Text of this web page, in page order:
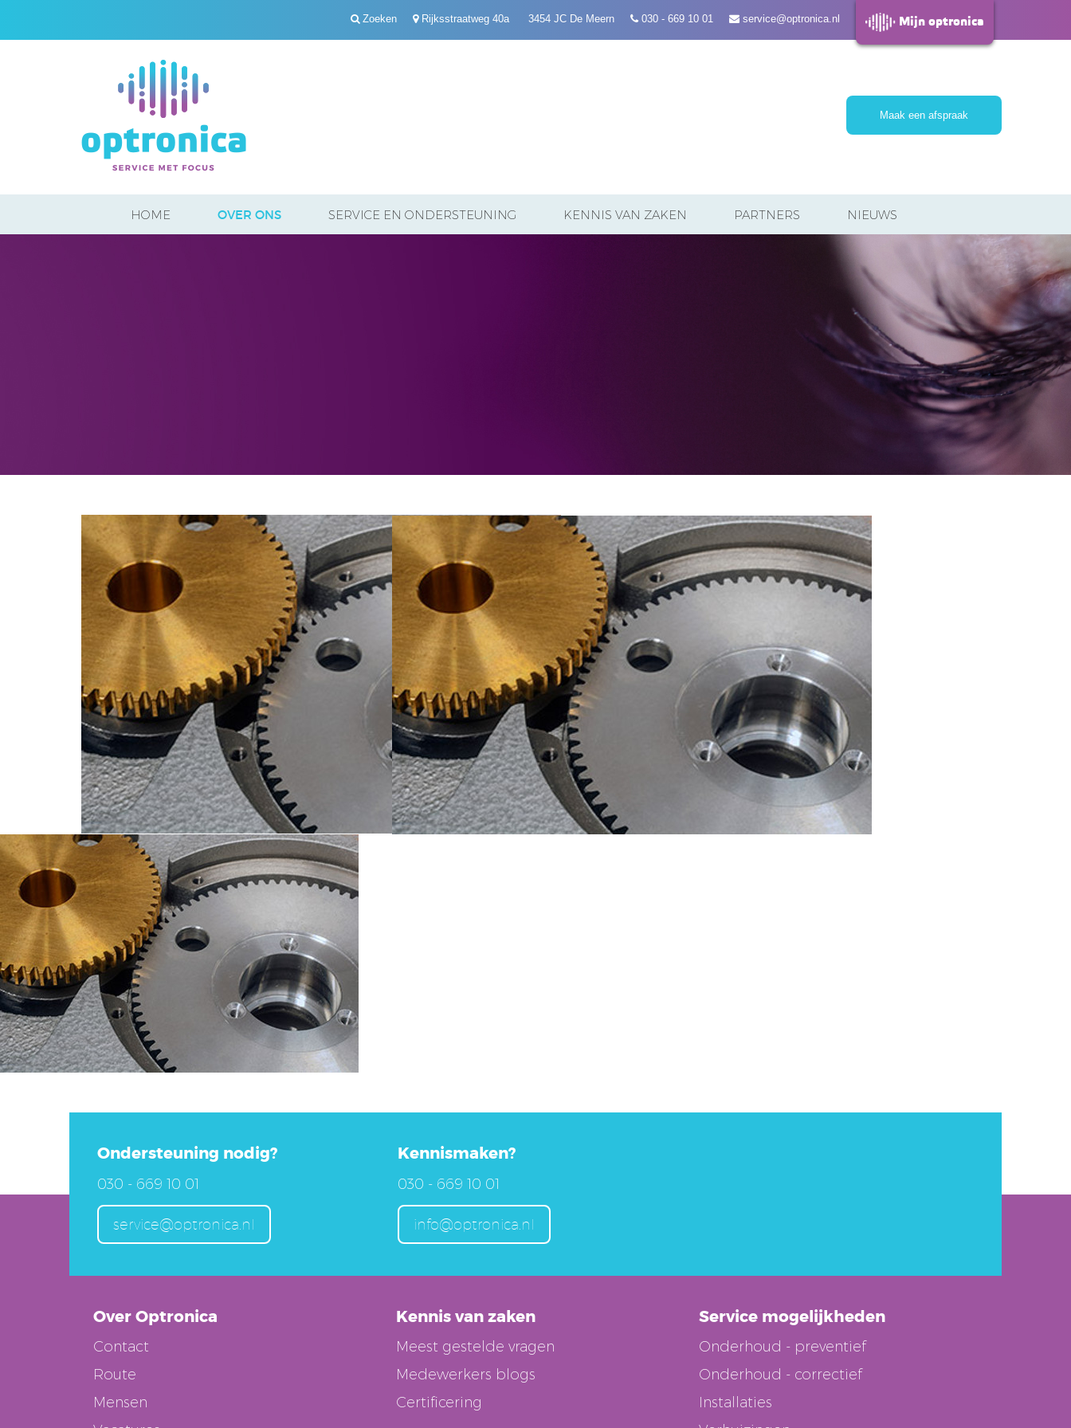
Zoeken Rijksstraatweg 40a 3454 JC De Meern 030 - 669 10 01 service@optronica.nl Mijn optronica
Maak een afspraak
HOME OVER ONS SERVICE EN ONDERSTEUNING KENNIS VAN ZAKEN PARTNERS NIEUWS
Ondersteuning nodig?
030 - 669 10 01
service@optronica.nl
Kennismaken?
030 - 669 10 01
info@optronica.nl
Over Optronica
Contact
Route
Mensen
Kennis van zaken
Meest gestelde vragen
Medewerkers blogs
Certificering
Service mogelijkheden
Onderhoud - preventief
Onderhoud - correctief
Installaties